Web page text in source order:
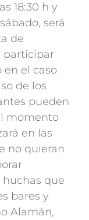
18:30 h y
será
de
participar
en el caso
de los
pueden
momento
en las
no quieran
que
bares y
Alamán,